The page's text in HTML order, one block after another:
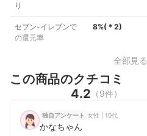
り
セブン-イレブンで
の還元率
8%(＊ 2)
全部見る
この商品のクチコミ
4.2 （9件）
独自アンケート 女性 | 10代
かなちゃん